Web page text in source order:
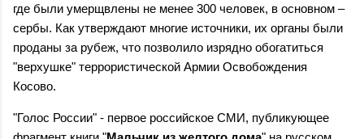
где были умерщвлены не менее 300 человек, в основном –
сербы. Как утверждают многие источники, их органы были
проданы за рубеж, что позволило изрядно обогатиться
"верхушке" террористической Армии Освобождения
Косово.
"Голос России" - первое российское СМИ, публикующее